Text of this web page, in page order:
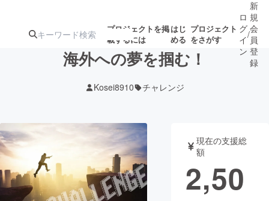
プロジェクトを掲
載するには
はじ
める
プロジェクト
をさがす
テクノロジー・ガジェット ゲーム・サ
ロ
グ
イ
ン
/
新
規
会
員
登
録
海外への夢を掴む！
Kosei8910 チャレンジ
現在の支援総
額
2,50